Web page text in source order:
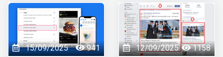
lợi hại này. Facebook
luôn mở ra những cơ
hội bất tận cho tất cả
mọi người biết nắm bắt
tiêu chiến dịch quảng
cáo facebooktrong
bài viết này.
15/09/2025
941 12/09/2025 1158